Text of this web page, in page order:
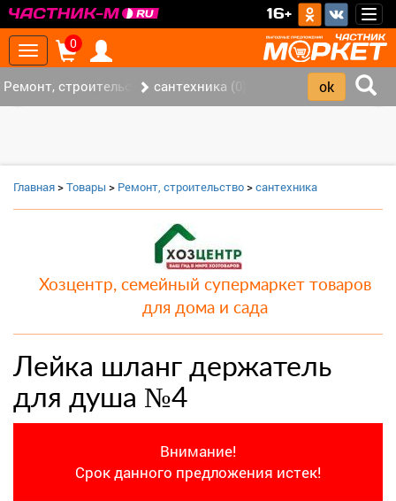
16+
Toggle
navigation
0
Ремонт, строительство (7)сантехника (0)
Главная>Товары > Ремонт, строительство>сантехника
Хозцентр, семейный супермаркет товаров
для дома и сада
Лейка шланг держатель
для душа №4
Внимание!
Срок данного предложения истек!
‹ ›